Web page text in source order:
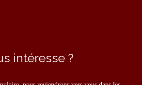
intéresse ?